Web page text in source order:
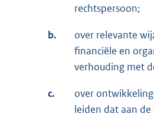
rechtspersoon;
b.
over relevante
financiële en
verhouding met
c.
over
leiden dat aan